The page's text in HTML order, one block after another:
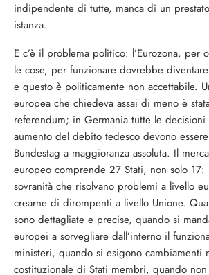
indipendente di tutte, manca di un
istanza.
E c’è il problema politico: l’Eurozona, per
le cose, per funzionare dovrebbe diventare
e questo è politicamente non accettabile.
europea che chiedeva assai di meno è
referendum; in Germania tutte le
aumento del debito tedesco devono
Bundestag a maggioranza assoluta. Il
europeo comprende 27 Stati, non solo
sovranità che risolvano problemi a livello
crearne di dirompenti a livello Unione.
sono dettagliate e precise, quando si
europei a sorvegliare dall’interno il
ministeri, quando si esigono cambiamenti
costituzionale di Stati membri, quando